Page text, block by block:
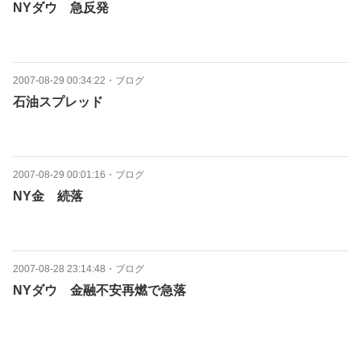
NYダウ 急反発
2007-08-29 00:34:22 ・ ブログ
石油スプレッド
2007-08-29 00:01:16 ・ ブログ
NY金 続落
2007-08-28 23:14:48 ・ ブログ
NYダウ 金融不安再燃で急落